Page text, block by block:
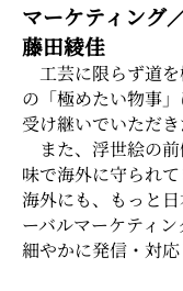
マーケティング
藤田綾佳
工芸に限らず道
の「極めたい物事
受け継いでいただき
また、浮世絵の
味で海外に守られ
海外にも、もっと
ーバルマーケティ
細やかに発信・対応